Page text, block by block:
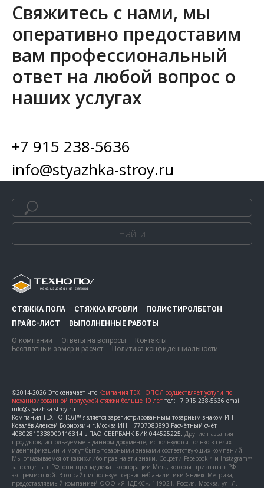
Свяжитесь с нами, мы
оперативно предоставим
вам профессиональный
ответ на любой вопрос о
наших услугах
+7 915 238-5636
info@styazhka-stroy.ru
Найти
СТЯЖКА ПОЛА СТЯЖКА КРОВЛИ
ПОЛИСТИРОЛБЕТОН
ПРАЙС-ЛИСТ
ВЫПОЛНЕННЫЕ РАБОТЫ
О компании Ответы на вопросы
Контакты
Бесплатный замер и расчет
Политика конфиденциальности
©2014-2026 Это означает что Компания ТЕХНОПОЛ осуществляет услуги по
механизированной полусухой стяжки больше 10 лет тел: +7 915 238-5636 email:
info@styazhka-stroy.ru
Компания ТЕХНОПОЛ™ является зарегистрированным товарным знаком ИП
Ковалёв Алексей Борисович г.Москва ИНН 7707083893 Расчётный счёт
40802810338000116314 в ПАО СБЕРБАНК БИК 044525225. Другие названия
продуктов, используемые в данном документе, используются только в целях
идентификации и могут быть товарными знаками соответствующих компаний.
Мы отказываемся от каких-либо прав на эти знаки. Соцсети Facebook™ и Instagram™
запрещены в РФ; они принадлежат корпорации Мета, которая признана в РФ
экстремистской. Этот сайт использует сервис веб-аналитики Яндекс Метрика,
предоставляемый компанией ООО «ЯНДЕКС», 119021, Россия, Москва, ул. Л.